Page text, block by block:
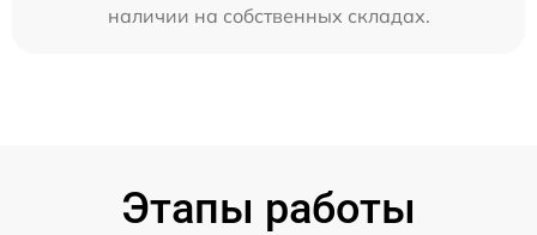
наличии на собственных складах.
Этапы работы